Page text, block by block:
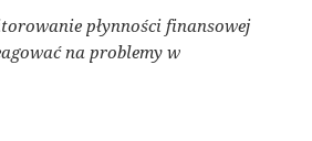
płynności finansowej
na problemy w